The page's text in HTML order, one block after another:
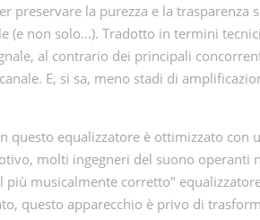
preservare la purezza e la
(e non solo...). Tradotto in termini
al contrario dei principali
E, si sa, meno stadi di
questo equalizzatore è ottimizzato con
molti ingegneri del suono operanti
più musicalmente corretto"
questo apparecchio è privo di